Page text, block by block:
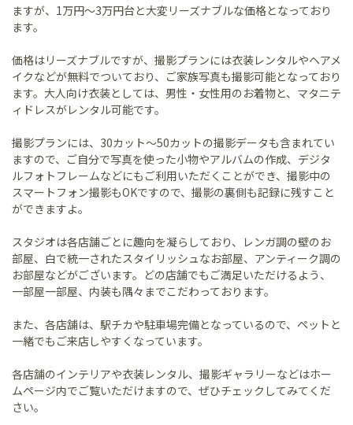
ますが、1万円～3万円台と大変リーズナブルな価格となっており
ます。
価格はリーズナブルですが、撮影プランには衣装レンタルやヘアメ
イクなどが無料でついており、ご家族写真も撮影可能となっており
ます。大人向け衣装としては、男性・女性用のお着物と、マタニテ
ィドレスがレンタル可能です。
撮影プランには、30カット～50カットの撮影データも含まれてい
ますので、ご自分で写真を使った小物やアルバムの作成、デジタ
ルフォトフレームなどにもご利用いただくことができ、撮影中の
スマートフォン撮影もOKですので、撮影の裏側も記録に残すこと
ができますよ。
スタジオは各店舗ごとに趣向を凝らしており、レンガ調の壁のお
部屋、白で統一されたスタイリッシュなお部屋、アンティーク調の
お部屋などがございます。どの店舗でもご満足いただけるよう、
一部屋一部屋、内装も隅々までこだわっております。
また、各店舗は、駅チカや駐車場完備となっているので、ペットと
一緒でもご来店しやすくなっています。
各店舗のインテリアや衣装レンタル、撮影ギャラリーなどはホー
ムページ内でご覧いただけますので、ぜひチェックしてみてくだ
さい。